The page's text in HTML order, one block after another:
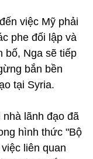
việc Mỹ phải
phe đối lập và
bố, Nga sẽ tiếp
bắn bền
tại Syria.
lãnh đạo đã
hình thức "Bộ
liên quan